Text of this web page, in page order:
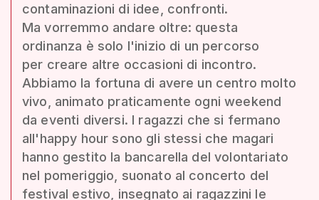
contaminazioni di idee, confronti.
Ma vorremmo andare oltre: questa
ordinanza è solo l'inizio di un percorso
per creare altre occasioni di incontro.
Abbiamo la fortuna di avere un centro molto
vivo, animato praticamente ogni weekend
da eventi diversi. I ragazzi che si fermano
all'happy hour sono gli stessi che magari
hanno gestito la bancarella del volontariato
nel pomeriggio, suonato al concerto del
festival estivo, insegnato ai ragazzini le